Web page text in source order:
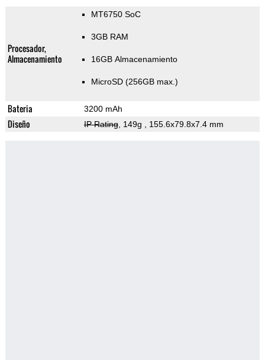
Procesador,
Almacenamiento
MT6750 SoC
3GB RAM
16GB Almacenamiento
MicroSD (256GB max.)
Bateria 3200 mAh
Diseño IP Rating, 149g , 155.6x79.8x7.4 mm